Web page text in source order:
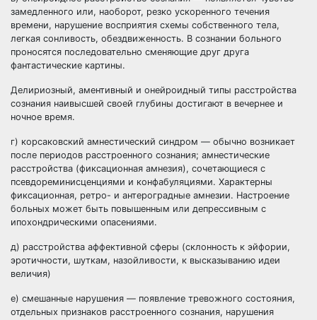
замедленного или, наоборот, резко ускоренного течения
времени, нарушение восприятия схемы собственного тела,
легкая сонливость, обездвиженность. В сознании больного
проносятся последовательно сменяющие друг друга
фантастические картины.
Делириозный, аментивный и онейроидный типы расстройства
сознания наивысшей своей глубины достигают в вечернее и
ночное время.
г) корсаковский амнестический синдром — обычно возникает
после периодов расстроенного сознания; амнестические
расстройства (фиксационная амнезия), сочетающиеся с
псевдореминисценциями и конфабуляциями. Характерны
фиксационная, ретро- и антероградные амнезии. Настроение
больных может быть повышенным или депрессивным с
ипохондрическими опасениями.
д) расстройства аффективной сферы (склонность к эйфории,
эротичности, шуткам, назойливости, к высказыванию идеи
величия)
е) смешанные нарушения — появление тревожного состояния,
отдельных признаков расстроенного сознания, нарушения